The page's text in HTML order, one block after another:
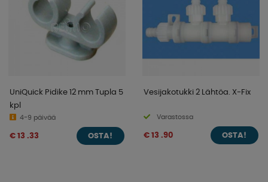
UniQuick Pidike 12 mm Tupla 5
kpl
4-9 päivää
€ 13 .33 OSTA!
Vesijakotukki 2 Lähtöa. X-Fix
Varastossa
€ 13 .90 OSTA!